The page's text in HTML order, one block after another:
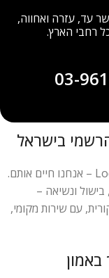
עד, עזרה ואחווה,
רחבי הארץ.
ב-SD אנחנו לא רק מוכרים את מוצרי Lock&Lock – אנחנו חיים אותם.
ונשיאה –
עם שירות מקומי,